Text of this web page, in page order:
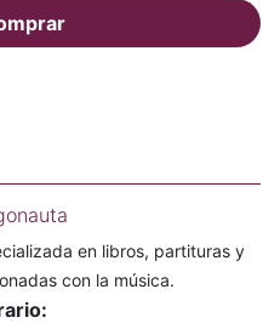
en libros, partituras y
con la música.